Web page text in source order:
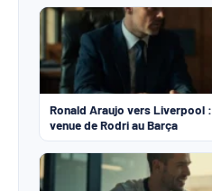
Ronald Araujo vers Liverpool
venue de Rodri au Barça